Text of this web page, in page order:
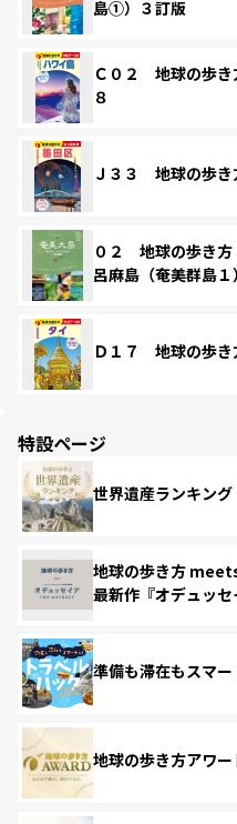
島①）３訂版
Ｃ０２ 地球の歩
８
Ｊ３３ 地球の歩
０２ 地球の歩き
呂麻島（奄美群島
Ｄ１７ 地球の歩
特設ページ
世界遺産ランキング
地球の歩き方
最新作『オデュッセ
準備も滞在もスマ
地球の歩き方アワ